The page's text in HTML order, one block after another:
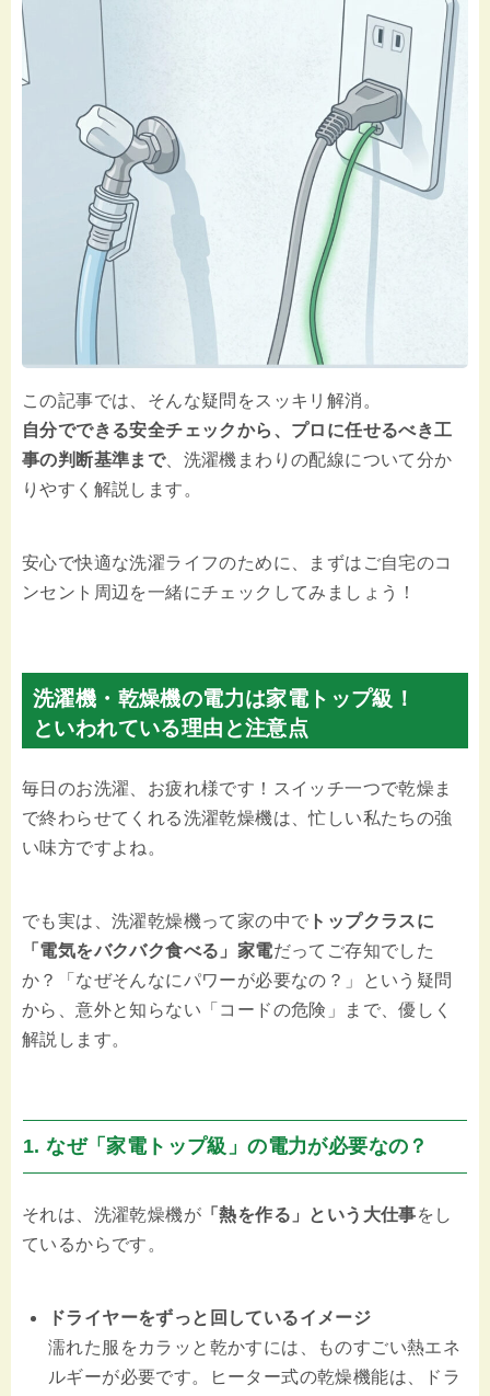
この記事では、そんな疑問をスッキリ解消。
自分でできる安全チェックから、プロに任せるべき工
事の判断基準まで、洗濯機まわりの配線について分か
りやすく解説します。
安心で快適な洗濯ライフのために、まずはご自宅のコ
ンセント周辺を一緒にチェックしてみましょう！
洗濯機・乾燥機の電力は家電トップ級 ！
といわれている理由と注意点
毎日のお洗濯、お疲れ様です！スイッチ一つで乾燥ま
で終わらせてくれる洗濯乾燥機は、忙しい私たちの強
い味方ですよね。
でも実は、洗濯乾燥機って家の中で トップクラスに
「電気をバクバク食べる」家電だってご存知でした
か？「なぜそんなにパワーが必要なの？」という疑問
から、意外と知らない「コードの危険」まで、優しく
解説します。
1. なぜ「家電トップ級」の電力が必要なの？
それは、洗濯乾燥機が 「熱を作る」という大仕事をし
ているからです。
ドライヤーをずっと回しているイメージ
濡れた服をカラッと乾かすには、ものすごい熱エネ
ルギーが必要です。ヒーター式の乾燥機能は、ドラ